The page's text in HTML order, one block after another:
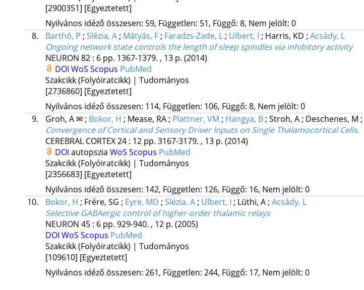
[2900351] [Egyeztetett]
Nyilvános idéző összesen: 59, Független: 51, Függő: 8, Nem jelölt: 0
8.
Barthó, P ; Slézia, A ; Mátyás, F ; Faradzs-Zade, L ; Ulbert, I ; Harris, KD ; Acsády, L
Ongoing network state controls the length of sleep spindles via inhibitory activity
NEURON 82: 6 pp. 1367-1379. , 13 p. (2014)
DOI WoS Scopus PubMed
Szakcikk (Folyóiratcikk) | Tudományos
[2736860] [Egyeztetett]
Nyilvános idéző összesen: 114, Független: 106, Függő: 8, Nem jelölt: 0
9.
Groh, A ✉ ; Bokor, H ; Mease, RA ; Plattner, VM ; Hangya, B ; Stroh, A ; Deschenes, M ;
Convergence of Cortical and Sensory Driver Inputs on Single Thalamocortical Cells.
CEREBRAL CORTEX24: 12 pp. 3167-3179. , 13 p. (2014)
DOI autopszia WoS Scopus PubMed
Szakcikk (Folyóiratcikk) | Tudományos
[2356683] [Egyeztetett]
Nyilvános idéző összesen: 142, Független: 126, Függő: 16, Nem jelölt: 0
10.
Bokor, H ; Frére, SG ; Eyre, MD ; Slézia, A ; Ulbert, I ; Lüthi, A ; Acsády, L
Selective GABAergic control of higher-order thalamic relays
NEURON 45: 6 pp. 929-940. , 12 p. (2005)
DOI WoS Scopus PubMed
Szakcikk (Folyóiratcikk) | Tudományos
[109610] [Egyeztetett]
Nyilvános idéző összesen: 261, Független: 244, Függő: 17, Nem jelölt: 0